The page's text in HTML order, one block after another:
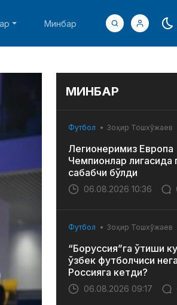
Минбар
МИНБАР
Футбол Зоҳир Тошхўжаев
Легионеримиз Европа
Чемпионлар лигасида
сабабчи бўлди
06.08.2026 10:36
Футбол Зоҳир Тошхўжаев
“Боруссия”га ўтиши
ўзбек футболчиси
Россияга кетди?
06.08.2026 09:17